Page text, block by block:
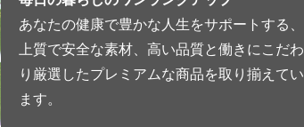
あなたの健康で豊かな人生をサポートする、
上質で安全な素材、高い品質と働きにこだわ
り厳選したプレミアムな商品を取り揃えてい
ます。